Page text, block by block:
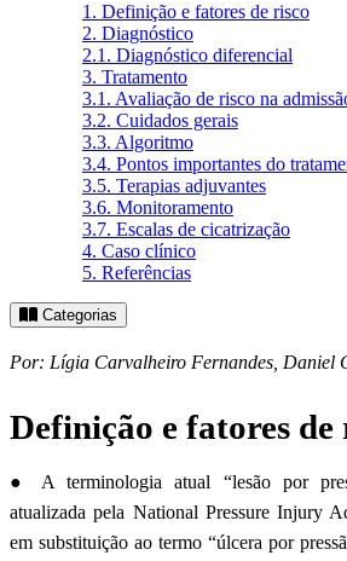
1. Definição e fatores de risco
2. Diagnóstico
2.1. Diagnóstico diferencial
3. Tratamento
3.1. Avaliação de risco na
3.2. Cuidados gerais
3.3. Algoritmo
3.4. Pontos importantes do
3.5. Terapias adjuvantes
3.6. Monitoramento
3.7. Escalas de cicatrização
4. Caso clínico
5. Referências
Categorias
Por: Lígia Carvalheiro Fernandes, Daniel
Definição e fatores de
● A terminologia atual “lesão por
atualizada pela National Pressure Injury
em substituição ao termo “úlcera por